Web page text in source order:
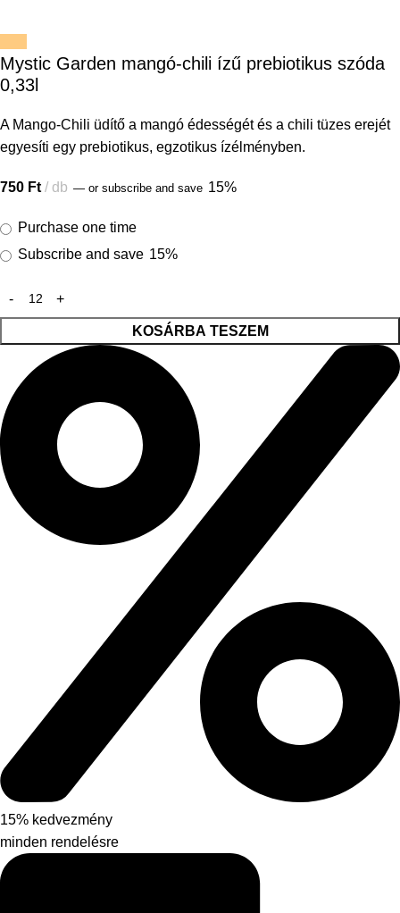
Mystic Garden mangó-chili ízű prebiotikus szóda
0,33l
A Mango-Chili üdítő a mangó édességét és a chili tüzes erejét
egyesíti egy prebiotikus, egzotikus ízélményben.
750 Ft db — or subscribe and save 15%
Purchase one time
Subscribe and save 15%
KOSÁRBA TESZEM
15% kedvezmény
minden rendelésre